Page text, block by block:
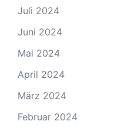
Juli 2024
Juni 2024
Mai 2024
April 2024
März 2024
Februar 2024